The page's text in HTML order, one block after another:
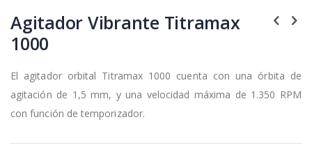
to
the
beginning
of
images
gallery
Agitador Vibrante Titramax
1000
El agitador orbital Titramax1000 cuenta con una órbita de
agitación de 1,5 mm, y una velocidad máxima de 1.350 RPM
con función de temporizador.